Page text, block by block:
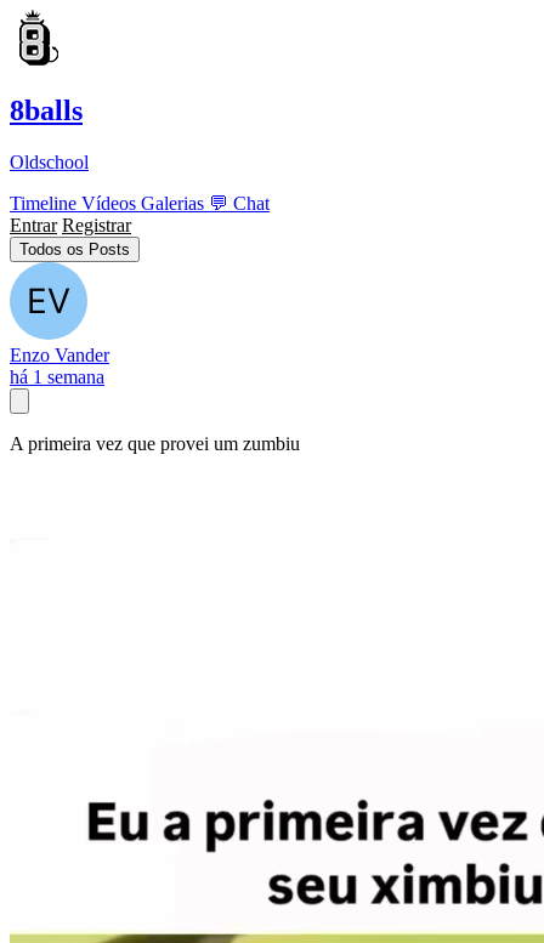
8balls
Oldschool
Timeline Vídeos Galerias 💬 Chat
Entrar Registrar
Todos os Posts
Enzo Vander
há 1 semana
A primeira vez que provei um zumbiu